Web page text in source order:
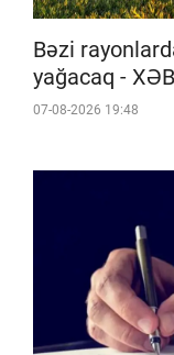
Bəzi
yağacaq -
07-08-2026 19:48